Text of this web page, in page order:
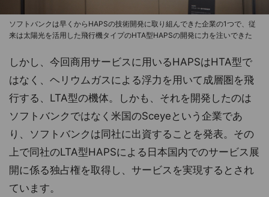
ソフトバンクは早くからHAPSの技術開発に取り組んできた企業の1つで、従
来は太陽光を活用した飛行機タイプのHTA型HAPSの開発に力を注いできた
しかし、今回商用サービスに用いるHAPSはHTA型で
はなく、ヘリウムガスによる浮力を用いて成層圏を飛
行する、LTA型の機体。しかも、それを開発したのは
ソフトバンクではなく米国のSceyeという企業であ
り、ソフトバンクは同社に出資することを発表。その
上で同社のLTA型HAPSによる日本国内でのサービス展
開に係る独占権を取得し、サービスを実現するとされ
ています。